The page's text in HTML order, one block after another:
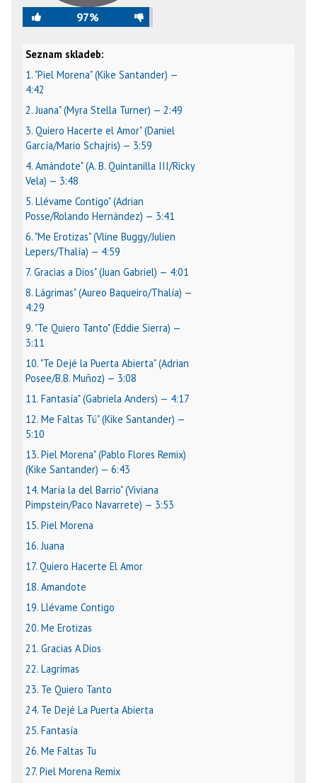
97%
Seznam skladeb:
1. "Piel Morena" (Kike Santander) —
4:42
2. Juana" (Myra Stella Turner) — 2:49
3. Quiero Hacerte el Amor" (Daniel
García/Mario Schajris) — 3:59
4. Amándote" (A. B. Quintanilla III/Ricky
Vela) — 3:48
5. Llévame Contigo" (Adrian
Posse/Rolando Hernández) — 3:41
6. "Me Erotizas" (Vline Buggy/Julien
Lepers/Thalía) — 4:59
7. Gracias a Dios" (Juan Gabriel) — 4:01
8. Lágrimas" (Aureo Baqueiro/Thalía) —
4:29
9. "Te Quiero Tanto" (Eddie Sierra) —
3:11
10. "Te Dejé la Puerta Abierta" (Adrian
Posee/B.B. Muñoz) — 3:08
11. Fantasía" (Gabriela Anders) — 4:17
12. Me Faltas Tú" (Kike Santander) —
5:10
13. Piel Morena" (Pablo Flores Remix)
(Kike Santander) — 6:43
14. María la del Barrio" (Viviana
Pimpstein/Paco Navarrete) — 3:53
15. Piel Morena
16. Juana
17. Quiero Hacerte El Amor
18. Amandote
19. Llévame Contigo
20. Me Erotizas
21. Gracias A Dios
22. Lagrimas
23. Te Quiero Tanto
24. Te Dejé La Puerta Abierta
25. Fantasía
26. Me Faltas Tu
27. Piel Morena Remix